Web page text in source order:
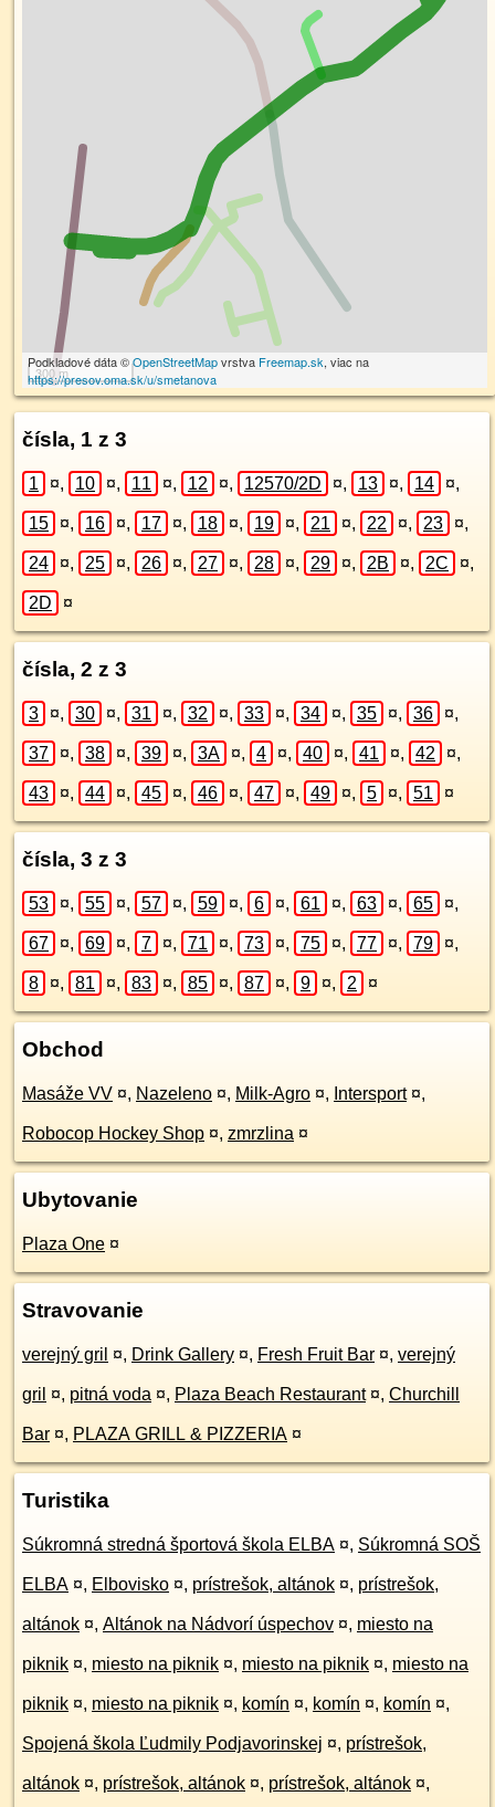
300 m
Podkladové dáta ©OpenStreetMapvrstva Freemap.sk, viac na
https://presov.oma.sk/u/smetanova
čísla, 1 z 3
1 ¤, 10 ¤, 11 ¤, 12 ¤, 12570/2D ¤, 13 ¤, 14 ¤,
15 ¤, 16 ¤, 17 ¤, 18 ¤, 19 ¤, 21 ¤, 22 ¤, 23 ¤,
24 ¤, 25 ¤, 26 ¤, 27 ¤, 28 ¤, 29 ¤, 2B ¤, 2C ¤,
2D ¤
čísla, 2 z 3
3 ¤, 30 ¤, 31 ¤, 32 ¤, 33 ¤, 34 ¤, 35 ¤, 36 ¤,
37 ¤, 38 ¤, 39 ¤, 3A ¤, 4 ¤, 40 ¤, 41 ¤, 42 ¤,
43 ¤, 44 ¤, 45 ¤, 46 ¤, 47 ¤, 49 ¤, 5 ¤, 51 ¤
čísla, 3 z 3
53 ¤, 55 ¤, 57 ¤, 59 ¤, 6 ¤, 61 ¤, 63 ¤, 65 ¤,
67 ¤, 69 ¤, 7 ¤, 71 ¤, 73 ¤, 75 ¤, 77 ¤, 79 ¤,
8 ¤, 81 ¤, 83 ¤, 85 ¤, 87 ¤, 9 ¤, 2 ¤
Obchod
Masáže VV ¤, Nazeleno ¤, Milk-Agro ¤, Intersport ¤,
Robocop Hockey Shop ¤, zmrzlina ¤
Ubytovanie
Plaza One ¤
Stravovanie
verejný gril ¤, Drink Gallery ¤, Fresh Fruit Bar ¤, verejný
gril ¤, pitná voda ¤, Plaza Beach Restaurant ¤, Churchill
Bar ¤, PLAZA GRILL & PIZZERIA ¤
Turistika
Súkromná stredná športová škola ELBA ¤, Súkromná SOŠ
ELBA ¤, Elbovisko ¤, prístrešok, altánok ¤, prístrešok,
altánok ¤, Altánok na Nádvorí úspechov ¤, miesto na
piknik ¤, miesto na piknik ¤, miesto na piknik ¤, miesto na
piknik ¤, miesto na piknik ¤, komín ¤, komín ¤, komín ¤,
Spojená škola Ľudmily Podjavorinskej ¤, prístrešok,
altánok ¤, prístrešok, altánok ¤, prístrešok, altánok ¤,